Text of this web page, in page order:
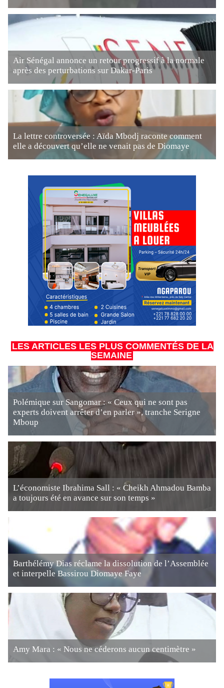
Air Sénégal annonce un retour progressif à la normale
après des perturbations sur Dakar-Paris
La lettre controversée : Aïda Mbodj raconte comment
elle a découvert qu’elle ne venait pas de Diomaye
LES ARTICLES LES PLUS COMMENTÉS DE LA
SEMAINE
Polémique sur Sangomar : « Ceux qui ne sont pas
experts doivent arrêter d’en parler », tranche Serigne
Mboup
L’économiste Ibrahima Sall : « Cheikh Ahmadou Bamba
a toujours été en avance sur son temps »
Barthélémy Dias réclame la dissolution de l’Assemblée
et interpelle Bassirou Diomaye Faye
Amy Mara : « Nous ne céderons aucun centimètre »